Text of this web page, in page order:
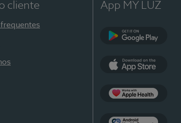
cliente App MY LUZ